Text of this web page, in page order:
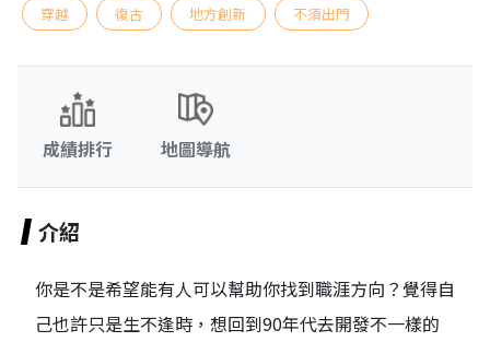
穿越 復古 地方創新 不須出門
成績排行 地圖導航
介紹
你是不是希望能有人可以幫助你找到職涯方向？覺得自
己也許只是生不逢時，想回到90年代去開發不一樣的